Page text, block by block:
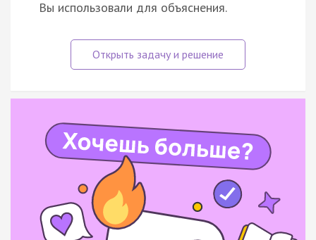
Вы использовали для объяснения.